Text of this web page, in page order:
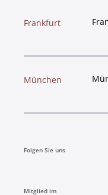
Frankfurt
München
Folgen Sie uns​
Mitglied im